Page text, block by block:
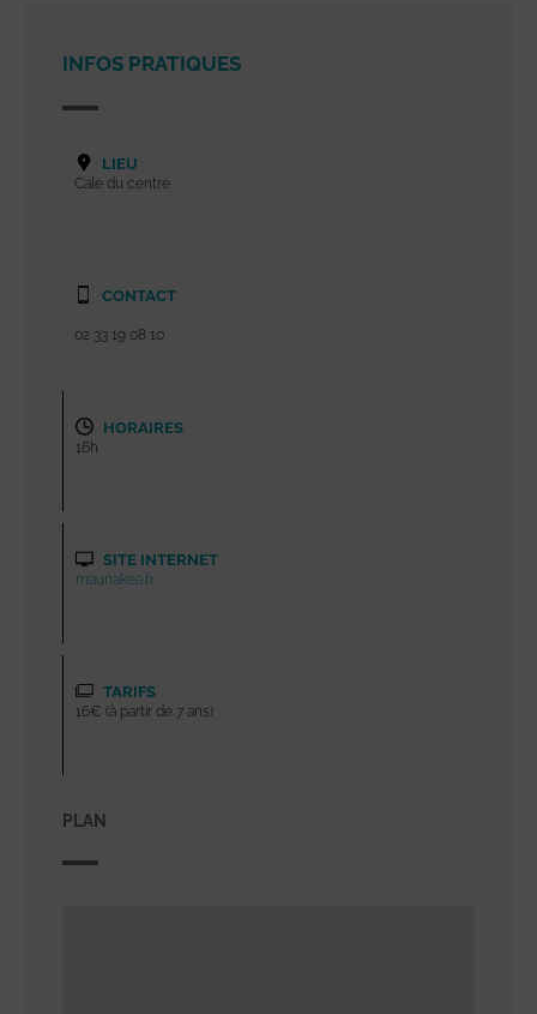
INFOS PRATIQUES
LIEU
Cale du centre
CONTACT
02 33 19 08 10
HORAIRES
16h
SITE INTERNET
maunakea.fr
TARIFS
16€ (à partir de 7 ans)
PLAN